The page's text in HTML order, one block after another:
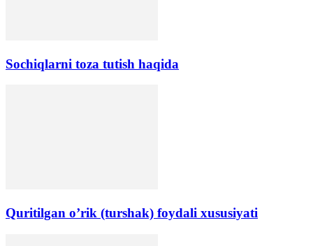
Sochiqlarni toza tutish haqida
Quritilgan o’rik (turshak) foydali xususiyati